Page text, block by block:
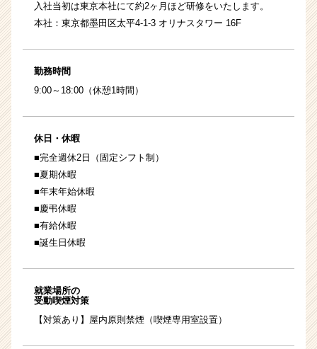
入社当初は東京本社にて約2ヶ月ほど研修をいたします。
本社：東京都墨田区太平4-1-3 オリナスタワー 16F
勤務時間
9:00～18:00（休憩1時間）
休日・休暇
■完全週休2日（固定シフト制）
■夏期休暇
■年末年始休暇
■慶弔休暇
■有給休暇
■誕生日休暇
就業場所の
受動喫煙対策
【対策あり】屋内原則禁煙（喫煙専用室設置）